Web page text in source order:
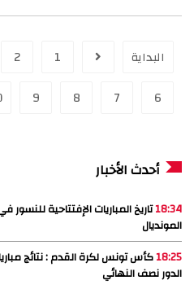
البداية 1
2
6
7
8
9
أحدث الأخبار
18:34تاريخ المباريات الإفتتاحية للنسور
المونديال
18:25كأس تونس لكرة القدم : نتائج
الدور نصف النهائي